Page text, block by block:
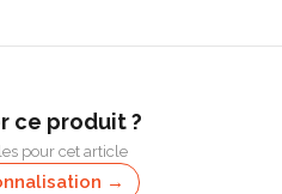
ce produit ?
pour cet article
→